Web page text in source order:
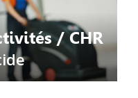
/ CHR